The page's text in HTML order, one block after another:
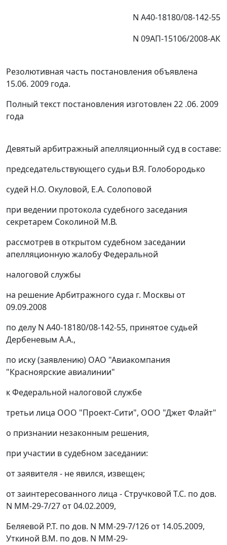
N А40-18180/08-142-55
N 09АП-15106/2008-АК
Резолютивная часть постановления объявлена
15.06. 2009 года.
Полный текст постановления изготовлен 22 .06. 2009
года
Девятый арбитражный апелляционный суд в составе:
председательствующего судьи В.Я. Голобородько
судей Н.О. Окуловой, Е.А. Солоповой
при ведении протокола судебного заседания
секретарем Соколиной М.В.
рассмотрев в открытом судебном заседании
апелляционную жалобу Федеральной
налоговой службы
на решение Арбитражного суда г. Москвы от
09.09.2008
по делу N А40-18180/08-142-55, принятое судьей
Дербеневым А.А.,
по иску (заявлению) ОАО "Авиакомпания
"Красноярские авиалинии"
к Федеральной налоговой службе
третьи лица ООО "Проект-Сити", ООО "Джет Флайт"
о признании незаконным решения,
при участии в судебном заседании:
от заявителя - не явился, извещен;
от заинтересованного лица - Стручковой Т.С. по дов.
N ММ-29-7/27 от 04.02.2009,
Беляевой Р.Т. по дов. N ММ-29-7/126 от 14.05.2009,
Уткиной В.М. по дов. N ММ-29-